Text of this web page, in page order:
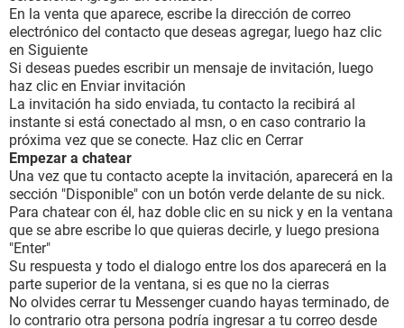
En la venta que aparece, escribe la dirección de correo
electrónico del contacto que deseas agregar, luego haz clic
en Siguiente
Si deseas puedes escribir un mensaje de invitación, luego
haz clic en Enviar invitación
La invitación ha sido enviada, tu contacto la recibirá al
instante si está conectado al msn, o en caso contrario la
próxima vez que se conecte. Haz clic en Cerrar
Empezar a chatear
Una vez que tu contacto acepte la invitación, aparecerá en la
sección "Disponible" con un botón verde delante de su nick.
Para chatear con él, haz doble clic en su nick y en la ventana
que se abre escribe lo que quieras decirle, y luego presiona
"Enter"
Su respuesta y todo el dialogo entre los dos aparecerá en la
parte superior de la ventana, si es que no la cierras
No olvides cerrar tu Messenger cuando hayas terminado, de
lo contrario otra persona podría ingresar a tu correo desde